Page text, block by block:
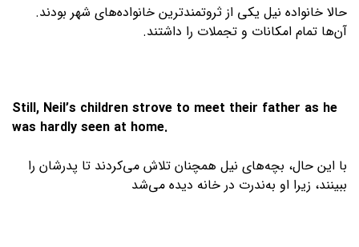
حالا خانواده نیل یکی از ثروتمندترین خانواده‌های شهر بودند.
آن‌ها تمام امکانات و تجملات را داشتند.
Still, Neil’s children strove to meet their father as he
was hardly seen at home.
با این حال، بچه‌های نیل همچنان تلاش می‌کردند تا پدرشان را
ببینند، زیرا او به‌ندرت در خانه دیده می‌شد